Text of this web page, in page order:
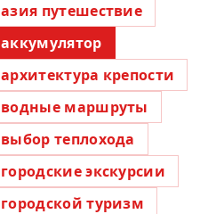
азия путешествие
аккумулятор
архитектура крепости
водные маршруты
выбор теплохода
городские экскурсии
городской туризм